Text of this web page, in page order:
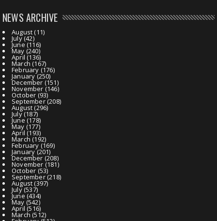
NEWS ARCHIVE
August(11)
July(42)
June(116)
May (240)
April (136)
March (167)
February (176)
January(250)
December (151)
November (146)
October (93)
September(208)
August(296)
July(187)
June(178)
May (177)
April (193)
March (192)
February (169)
January(201)
December (208)
November (181)
October (53)
September(218)
August(397)
July(537)
June(434)
May (542)
April (516)
March (512)